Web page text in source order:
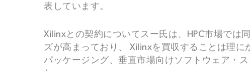
表しています。
Xilinxとの契約についてスー氏は、HPC市場では
ズが高まっており、 Xilinxを買収することは理
パッケージング、垂直市場向けソフトウェア・